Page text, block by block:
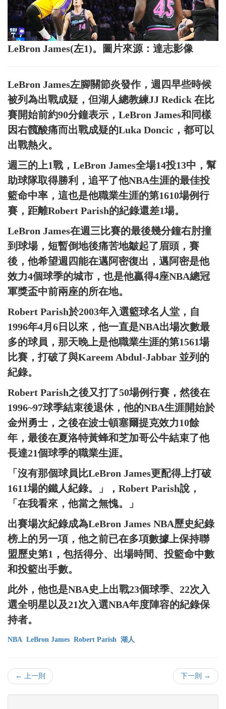
LeBron James(左1)。圖片來源：達志影像
LeBron James左腳關節炎發作，週四早些時候
被列為出戰成疑，但湖人總教練JJ Redick 在比
賽開始前約90分鐘表示，LeBron James和同樣
因右髖酸痛而出戰成疑的Luka Doncic，都可以
出戰熱火。
週三的上1戰，LeBron James全場14投13中，幫
助球隊取得勝利，追平了他NBA生涯的最佳投
籃命中率，這也是他職業生涯的第1610場例行
賽，距離Robert Parish的紀錄還差1場。
LeBron James在週三比賽的最後幾分鐘右肘撞
到球場，短暫倒地後痛苦地皺起了眉頭，賽
後，他希望週四能在邁阿密復出，邁阿密是他
效力4個球季的城市，也是他贏得4座NBA總冠
軍獎盃中前兩座的所在地。
Robert Parish於2003年入選籃球名人堂，自
1996年4月6日以來，他一直是NBA出場次數最
多的球員，那天晚上是他職業生涯的第1561場
比賽，打破了與Kareem Abdul-Jabbar 並列的
紀錄。
Robert Parish之後又打了50場例行賽，然後在
1996~97球季結束後退休，他的NBA生涯開始於
金州勇士，之後在波士頓塞爾提克效力10餘
年，最後在夏洛特黃蜂和芝加哥公牛結束了他
長達21個球季的職業生涯。
「沒有那個球員比LeBron James更配得上打破
1611場的鐵人紀錄。」，Robert Parish說，
「在我看來，他當之無愧。」
出賽場次紀錄成為LeBron James NBA歷史紀錄
榜上的另一項，他之前已在多項數據上保持聯
盟歷史第1，包括得分、出場時間、投籃命中數
和投籃出手數。
此外，他也是NBA史上出戰23個球季、22次入
選全明星以及21次入選NBA年度陣容的紀錄保
持者。
NBA LeBron James Robert Parish 湖人
← 上一則 下一則 →